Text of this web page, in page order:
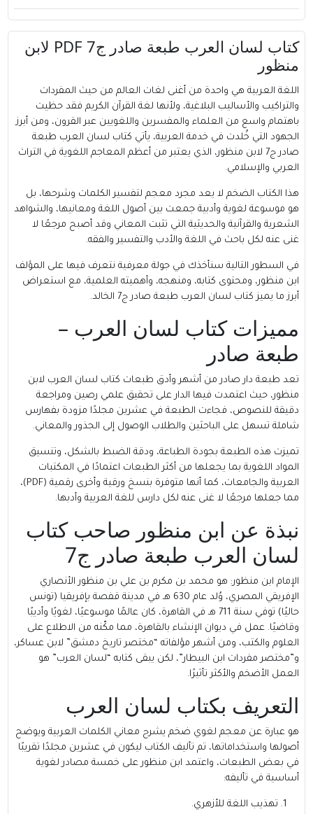
كتاب لسان العرب طبعة صادر ج7 PDF لابن
منظور
اللغة العربية هي واحدة من أغنى لغات العالم من حيث المفردات
والتراكيب والأساليب البلاغية، ولأنها لغة القرآن الكريم فقد حظيت
باهتمام واسع من العلماء والمفسرين واللغويين عبر القرون، ومن أبرز
الجهود التي خُلدت في خدمة العربية، يأتي كتاب لسان العرب طبعة
صادر ج7 لابن منظور، الذي يعتبر من أعظم المعاجم اللغوية في التراث
العربي والإسلامي.
هذا الكتاب الضخم لا يعد مجرد معجم لتفسير الكلمات وشرحها، بل
هو موسوعة لغوية وأدبية جمعت بين أصول اللغة ومعانيها، والشواهد
الشعرية والقرآنية والحديثية التي تثبت المعاني وقد أصبح مرجعًا لا
غنى عنه لكل باحث في اللغة والأدب والتفسير والفقه.
في السطور التالية سنأخذك في جولة معرفية نتعرف فيها على المؤلف
ابن منظور، ومحتوى كتابه، ومنهجه، وأهميته العلمية، مع استعراض
أبرز ما يميز كتاب لسان العرب طبعة صادر ج7 الخالد.
مميزات كتاب لسان العرب –
طبعة صادر
تعد طبعة دار صادر من أشهر وأدق طبعات كتاب لسان العرب لابن
منظور، حيث اعتمدت فيها الدار على تحقيق علمي رصين ومراجعة
دقيقة للنصوص، فجاءت الطبعة في عشرين مجلدًا مزودة بفهارس
شاملة تسهل على الباحثين والطلاب الوصول إلى الجذور والمعاني.
تميزت هذه الطبعة بجودة الطباعة، ودقة الضبط بالشكل، وتنسيق
المواد اللغوية بما يجعلها من أكثر الطبعات اعتمادًا في المكتبات
العربية والجامعات، كما أنها متوفرة بنسخ ورقية وأخرى رقمية (PDF)،
مما جعلها مرجعًا لا غنى عنه لكل دارس للغة العربية وأدبها.
نبذة عن ابن منظور صاحب كتاب
لسان العرب طبعة صادر ج7
الإمام ابن منظور: هو محمد بن مكرم بن علي بن منظور الأنصاري
الإفريقي المصري، وُلد عام 630 هـ في مدينة قفصة بإفريقيا (تونس
حاليًا) توفي سنة 711 هـ في القاهرة، كان عالمًا موسوعيًا، لغويًا وأديبًا
وقاضيًا. عمل في ديوان الإنشاء بالقاهرة، مما مكّنه من الاطلاع على
العلوم والكتب، ومن أشهر مؤلفاته “مختصر تاريخ دمشق” لابن عساكر،
و”مختصر مفردات ابن البيطار”، لكن يبقى كتابه “لسان العرب” هو
العمل الأضخم والأكثر تأثيرًا.
التعريف بكتاب لسان العرب
هو عبارة عن معجم لغوي ضخم يشرح معاني الكلمات العربية ويوضح
أصولها واستخداماتها، تم تأليف الكتاب ليكون في عشرين مجلدًا تقريبًا
في بعض الطبعات، واعتمد ابن منظور على خمسة مصادر لغوية
أساسية في تأليفه:
تهذيب اللغة للأزهري.